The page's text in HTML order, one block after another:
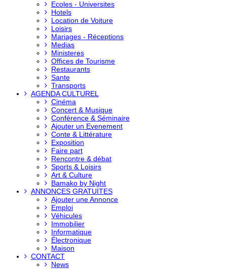
Ecoles - Universites
Hotels
Location de Voiture
Loisirs
Mariages - Réceptions
Medias
Ministeres
Offices de Tourisme
Restaurants
Sante
Transports
AGENDA CULTUREL
Cinéma
Concert & Musique
Conférence & Séminaire
Ajouter un Evenement
Conte & Littérature
Exposition
Faire part
Rencontre & débat
Sports & Loisirs
Art & Culture
Bamako by Night
ANNONCES GRATUITES
Ajouter une Annonce
Emploi
Véhicules
Immobilier
Informatique
Électronique
Maison
CONTACT
News